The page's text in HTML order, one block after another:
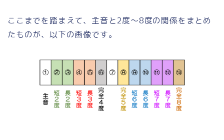
ここまでを踏まえて、主音と2度～8度の関係をまとめ
たものが、以下の画像です。